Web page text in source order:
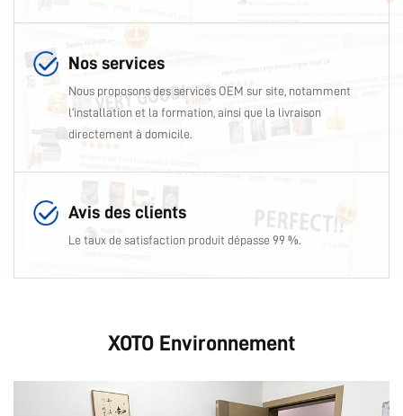
Nos services
Nous proposons des services OEM sur site, notamment
l’installation et la formation, ainsi que la livraison
directement à domicile.
Avis des clients
Le taux de satisfaction produit dépasse 99 %.
XOTO Environnement